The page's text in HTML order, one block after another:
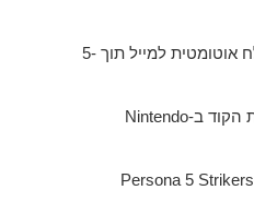
– הקוד נשלח אוטומטית למייל תוך 5-
– מזינים את הקוד ב-Nintendo
– נהנים מ-Persona 5 Strikers